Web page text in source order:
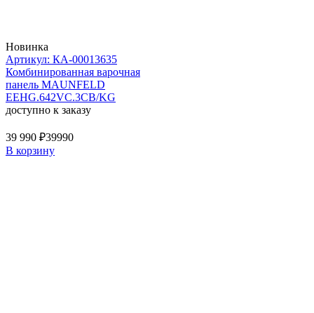
Новинка
Артикул: КА-00013635
Комбинированная варочная
панель MAUNFELD
EEHG.642VC.3CB/KG
доступно к заказу
39 990 ₽39990
В корзину